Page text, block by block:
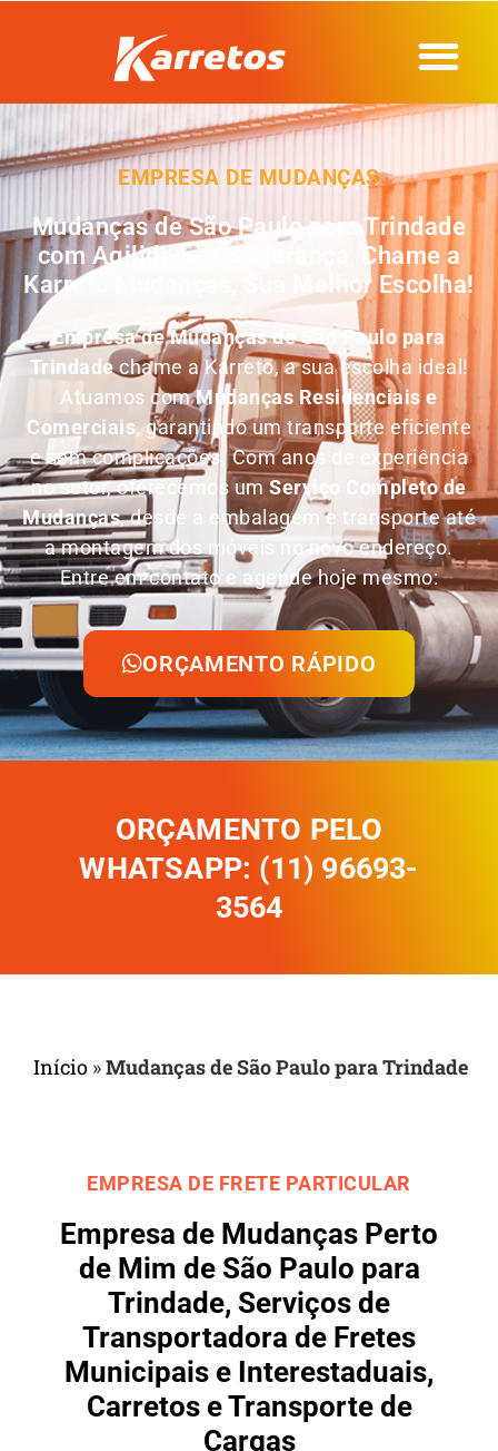
EMPRESA DE MUDANÇAS
Mudanças de São Paulo para Trindade
com Agilidade e Segurança, Chame a
Karreto Mudanças, Sua Melhor Escolha!
Empresa deMudanças de São Paulo para
Trindadechame a Karreto, a sua escolha ideal!
Atuamos comMudanças Residenciais e
Comerciais, garantindo um transporte eficiente
e sem complicações. Com anos de experiência
no setor, oferecemos umServiço Completo de
Mudanças, desde a embalagem e transporte até
a montagem dos móveis no novo endereço.
Entre em contato e agende hoje mesmo:
ORÇAMENTO RÁPIDO
ORÇAMENTO PELO
WHATSAPP: (11) 96693-
3564
Início »Mudanças de São Paulo para Trindade
EMPRESA DE FRETE PARTICULAR
Empresa de Mudanças Perto
de Mim de São Paulo para
Trindade, Serviços de
Transportadora de Fretes
Municipais e Interestaduais,
Carretos e Transporte de
Cargas